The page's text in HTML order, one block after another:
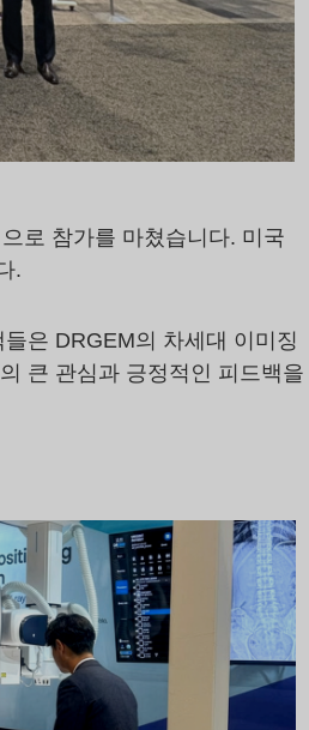
로 참가를 마쳤습니다. 미국
.
은 DRGEM의 차세대 이미징
큰 관심과 긍정적인 피드백을